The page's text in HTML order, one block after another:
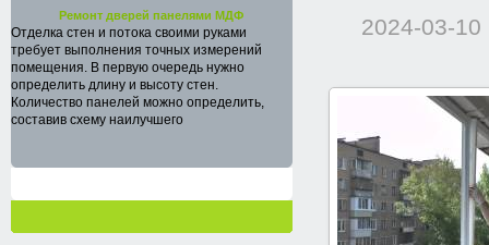
2024-03-10
Ремонт дверей панелями МДФ
Отделка стен и потока своими руками
требует выполнения точных измерений
помещения. В первую очередь нужно
определить длину и высоту стен.
Количество панелей можно определить,
составив схему наилучшего